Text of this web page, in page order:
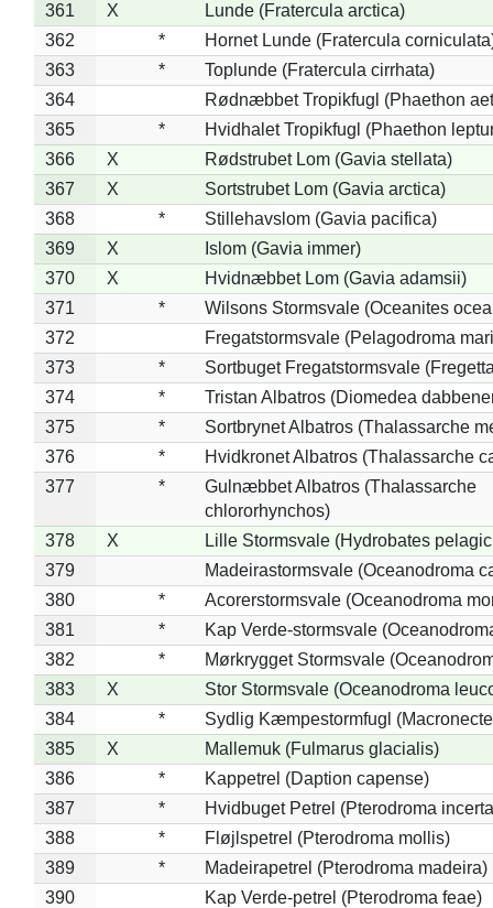
361 X
Lunde (Fratercula arctica)
362
*
Hornet Lunde (Fratercula
363
*
Toplunde (Fratercula cirrhata)
364
Rødnæbbet Tropikfugl (Phaethon
365
*
Hvidhalet Tropikfugl (Phaethon
366
X
Rødstrubet Lom (Gavia stellata)
367
X
Sortstrubet Lom (Gavia arctica)
368
*
Stillehavslom (Gavia pacifica)
369
X
Islom (Gavia immer)
370
X
Hvidnæbbet Lom (Gavia adamsii)
371
*
Wilsons Stormsvale (Oceanites
372
Fregatstormsvale (Pelagodroma
373
*
Sortbuget Fregatstormsvale
374
*
Tristan Albatros (Diomedea
375
*
Sortbrynet Albatros (Thalassarche
376
*
Hvidkronet Albatros (Thalassarche
377
*
Gulnæbbet Albatros (Thalassarche
chlororhynchos)
378
X
Lille Stormsvale (Hydrobates
379
Madeirastormsvale (Oceanodroma
380
*
Acorerstormsvale (Oceanodroma
381
*
Kap Verde-stormsvale
382
*
Mørkrygget Stormsvale
383
X
Stor Stormsvale (Oceanodroma
384
*
Sydlig Kæmpestormfugl
385
X
Mallemuk (Fulmarus glacialis)
386
*
Kappetrel (Daption capense)
387
*
Hvidbuget Petrel (Pterodroma
388
*
Fløjlspetrel (Pterodroma mollis)
389
*
Madeirapetrel (Pterodroma madeira)
390
Kap Verde-petrel (Pterodroma feae)